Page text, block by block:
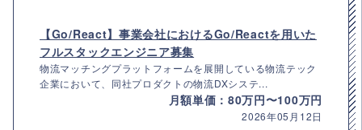
【Go/React】事業会社におけるGo/Reactを用いた
フルスタックエンジニア募集
物流マッチングプラットフォームを展開している物流テック
企業において、同社プロダクトの物流DXシステ...
月額単価：80万円〜100万円
2026年05月12日